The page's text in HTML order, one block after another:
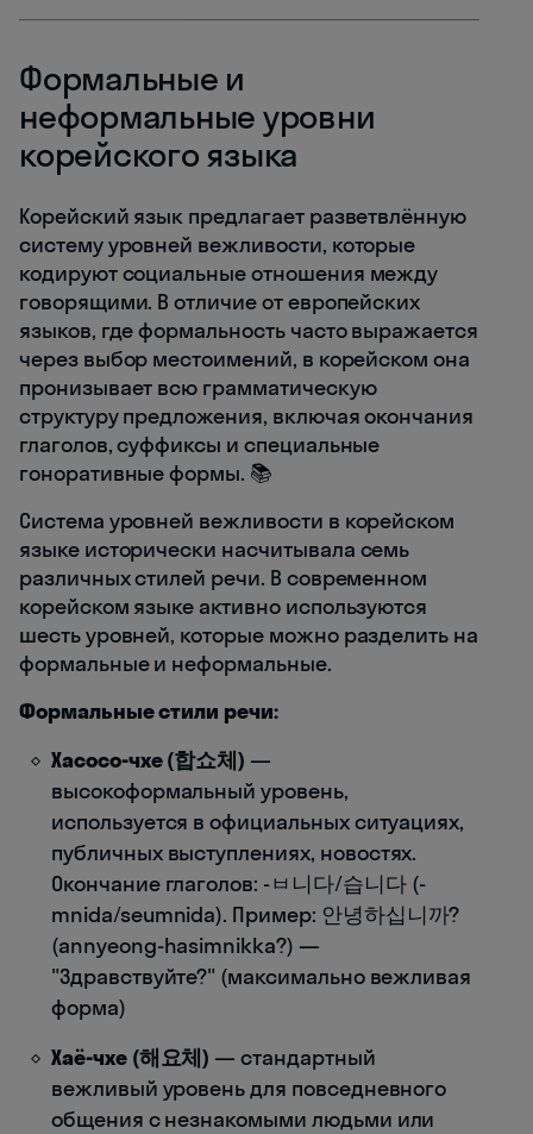
Формальные и
неформальные уровни
корейского языка
Корейский язык предлагает разветвлённую
систему уровней вежливости, которые
кодируют социальные отношения между
говорящими. В отличие от европейских
языков, где формальность часто выражается
через выбор местоимений, в корейском она
пронизывает всю грамматическую
структуру предложения, включая окончания
глаголов, суффиксы и специальные
гоноративные формы. 📚
Система уровней вежливости в корейском
языке исторически насчитывала семь
различных стилей речи. В современном
корейском языке активно используются
шесть уровней, которые можно разделить на
формальные и неформальные.
Формальные стили речи:
Хасосо-чхе (합쇼체) —
высокоформальный уровень,
используется в официальных ситуациях,
публичных выступлениях, новостях.
Окончание глаголов: -ㅂ니다/습니다 (-
mnida/seumnida). Пример: 안녕하십니까?
(annyeong-hasimnikka?) —
"Здравствуйте?" (максимально вежливая
форма)
Хаё-чхе (해요체) — стандартный
вежливый уровень для повседневного
общения с незнакомыми людьми или